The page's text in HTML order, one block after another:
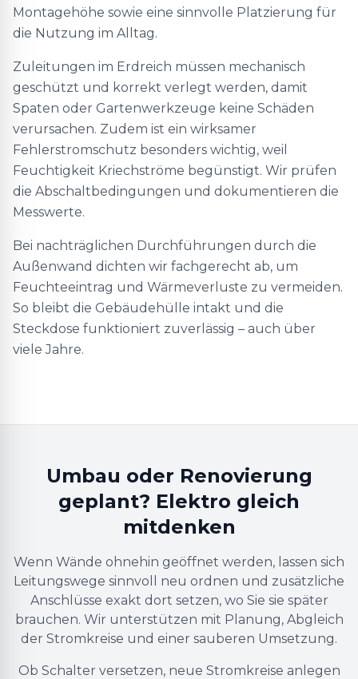
Montagehöhe sowie eine sinnvolle Platzierung für
die Nutzung im Alltag.
Zuleitungen im Erdreich müssen mechanisch
geschützt und korrekt verlegt werden, damit
Spaten oder Gartenwerkzeuge keine Schäden
verursachen. Zudem ist ein wirksamer
Fehlerstromschutz besonders wichtig, weil
Feuchtigkeit Kriechströme begünstigt. Wir prüfen
die Abschaltbedingungen und dokumentieren die
Messwerte.
Bei nachträglichen Durchführungen durch die
Außenwand dichten wir fachgerecht ab, um
Feuchteeintrag und Wärmeverluste zu vermeiden.
So bleibt die Gebäudehülle intakt und die
Steckdose funktioniert zuverlässig – auch über
viele Jahre.
Umbau oder Renovierung
geplant? Elektro gleich
mitdenken
Wenn Wände ohnehin geöffnet werden, lassen sich
Leitungswege sinnvoll neu ordnen und zusätzliche
Anschlüsse exakt dort setzen, wo Sie sie später
brauchen. Wir unterstützen mit Planung, Abgleich
der Stromkreise und einer sauberen Umsetzung.
Ob Schalter versetzen, neue Stromkreise anlegen